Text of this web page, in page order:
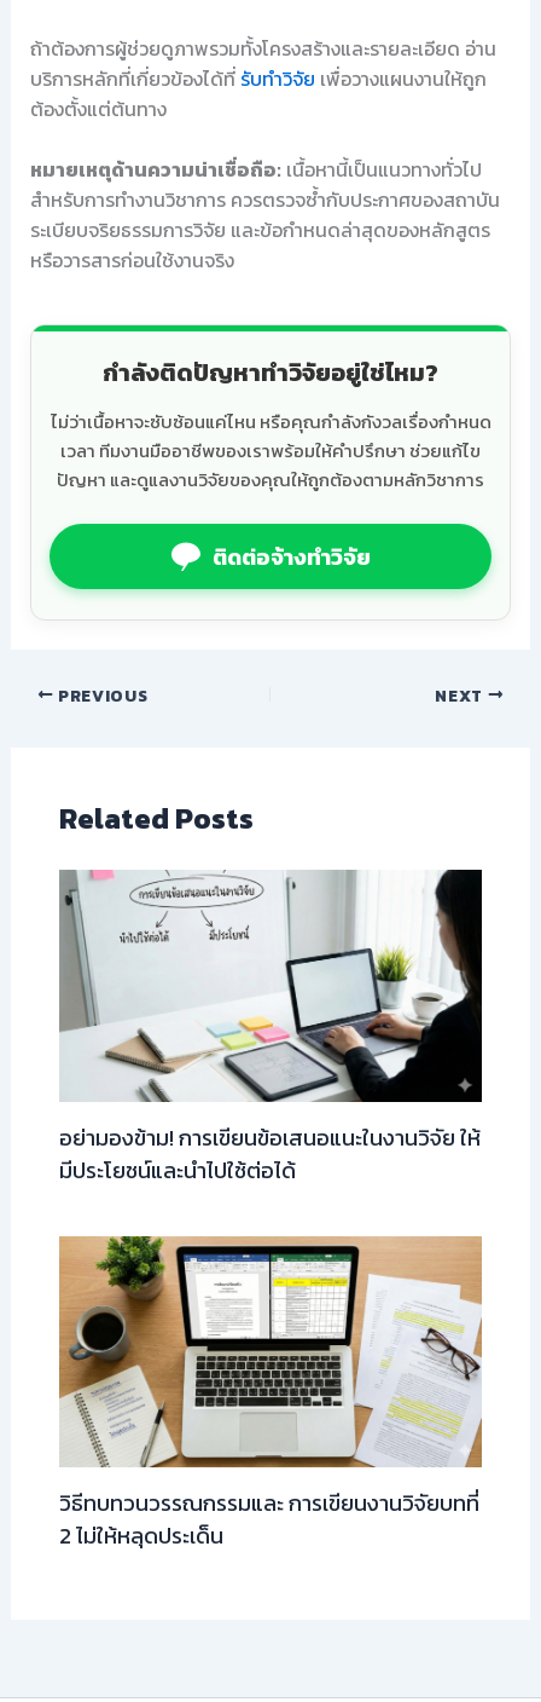
ถ้าต้องการผู้ช่วยดูภาพรวมทั้งโครงสร้างและรายละเอียด อ่าน
บริการหลักที่เกี่ยวข้องได้ที่ รับทำวิจัย เพื่อวางแผนงานให้ถูก
ต้องตั้งแต่ต้นทาง
หมายเหตุด้านความน่าเชื่อถือ: เนื้อหานี้เป็นแนวทางทั่วไป
สำหรับการทำงานวิชาการ ควรตรวจซ้ำกับประกาศของสถาบัน
ระเบียบจริยธรรมการวิจัย และข้อกำหนดล่าสุดของหลักสูตร
หรือวารสารก่อนใช้งานจริง
กำลังติดปัญหาทำวิจัยอยู่ใช่ไหม?
ไม่ว่าเนื้อหาจะซับซ้อนแค่ไหน หรือคุณกำลังกังวลเรื่องกำหนด
เวลา ทีมงานมืออาชีพของเราพร้อมให้คำปรึกษา ช่วยแก้ไข
ปัญหา และดูแลงานวิจัยของคุณให้ถูกต้องตามหลักวิชาการ
ติดต่อจ้างทำวิจัย
PREVIOUS NEXT
Related Posts
อย่ามองข้าม! การเขียนข้อเสนอแนะในงานวิจัย ให้
มีประโยชน์และนำไปใช้ต่อได้
วิธีทบทวนวรรณกรรมและ การเขียนงานวิจัยบทที่
2 ไม่ให้หลุดประเด็น